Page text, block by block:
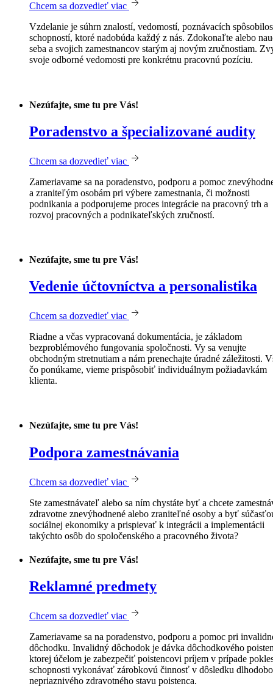
Chcem sa dozvedieť viac
Vzdelanie je súhrn znalostí, vedomostí, poznávacích
schopností, ktoré nadobúda každý z nás. Zdokonaľte alebo
seba a svojich zamestnancov starým aj novým zručnostiam.
svoje odborné vedomosti pre konkrétnu pracovnú pozíciu.
Nezúfajte, sme tu pre Vás!
Poradenstvo a špecializované audity
Chcem sa dozvedieť viac
Zameriavame sa na poradenstvo, podporu a pomoc
a zraniteľým osobám pri výbere zamestnania, či možnosti
podnikania a podporujeme proces integrácie na pracovný trh a
rozvoj pracovných a podnikateľských zručností.
Nezúfajte, sme tu pre Vás!
Vedenie účtovníctva a personalistika
Chcem sa dozvedieť viac
Riadne a včas vypracovaná dokumentácia, je základom
bezproblémového fungovania spoločnosti. Vy sa venujte
obchodným stretnutiam a nám prenechajte úradné záležitosti.
čo ponúkame, vieme prispôsobiť individuálnym požiadavkám
klienta.
Nezúfajte, sme tu pre Vás!
Podpora zamestnávania
Chcem sa dozvedieť viac
Ste zamestnávateľ alebo sa ním chystáte byť a chcete
zdravotne znevýhodnené alebo zraniteľné osoby a byť
sociálnej ekonomiky a prispievať k integrácii a implementácii
takýchto osôb do spoločenského a pracovného života?
Nezúfajte, sme tu pre Vás!
Reklamné predmety
Chcem sa dozvedieť viac
Zameriavame sa na poradenstvo, podporu a pomoc pri
dôchodku. Invalidný dôchodok je dávka dôchodkového
ktorej účelom je zabezpečiť poistencovi príjem v prípade
schopnosti vykonávať zárobkovú činnosť v dôsledku dlhodobo
nepriaznivého zdravotného stavu poistenca.